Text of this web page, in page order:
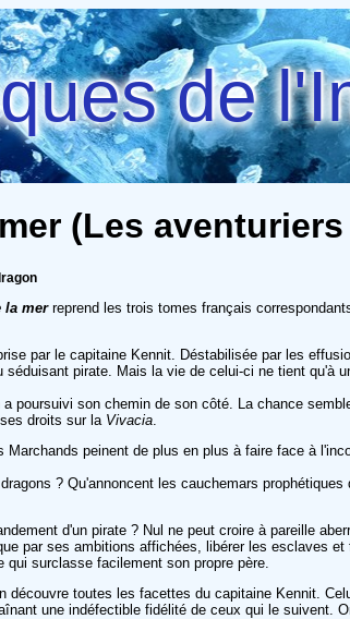
de
(Les
la merreprend les trois tomes français
par le capitaine Kennit. Déstabilisée par les
pirate. Mais la vie de celui-ci ne tient
poursuivi son chemin de son côté. La chance
droits sur la Vivacia
Marchands peinent de plus en plus à faire face à
? Qu'annoncent les cauchemars
d'un pirate ? Nul ne peut croire à pareille
par ses ambitions affichées, libérer les esclaves
surclasse facilement son propre père.
découvre toutes les facettes du capitaine Kennit.
une indéfectible fidélité de ceux qui le suivent.